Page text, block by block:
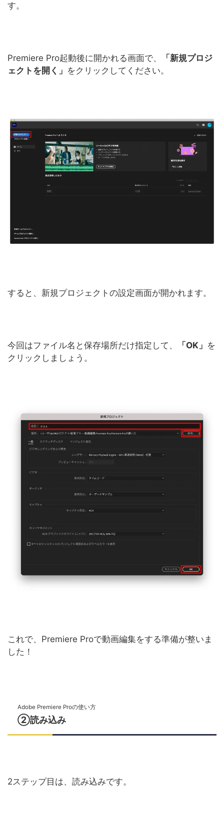
す。
Premiere Pro起動後に開かれる画面で、
「新規プロジ
ェクトを開く」 をクリックしてください。
すると、新規プロジェクトの設定画面が開かれます。
今回はファイル名と保存場所だけ指定して、 「OK」 を
クリックしましょう。
これで、Premiere Proで動画編集をする準備が整いま
した！
Adobe Premiere Proの使い方
②読み込み
2ステップ目は、読み込みです。